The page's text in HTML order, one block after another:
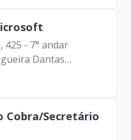
425 - 7° andar
Dantas
Paula Albuquerque
Cobra/Secretário